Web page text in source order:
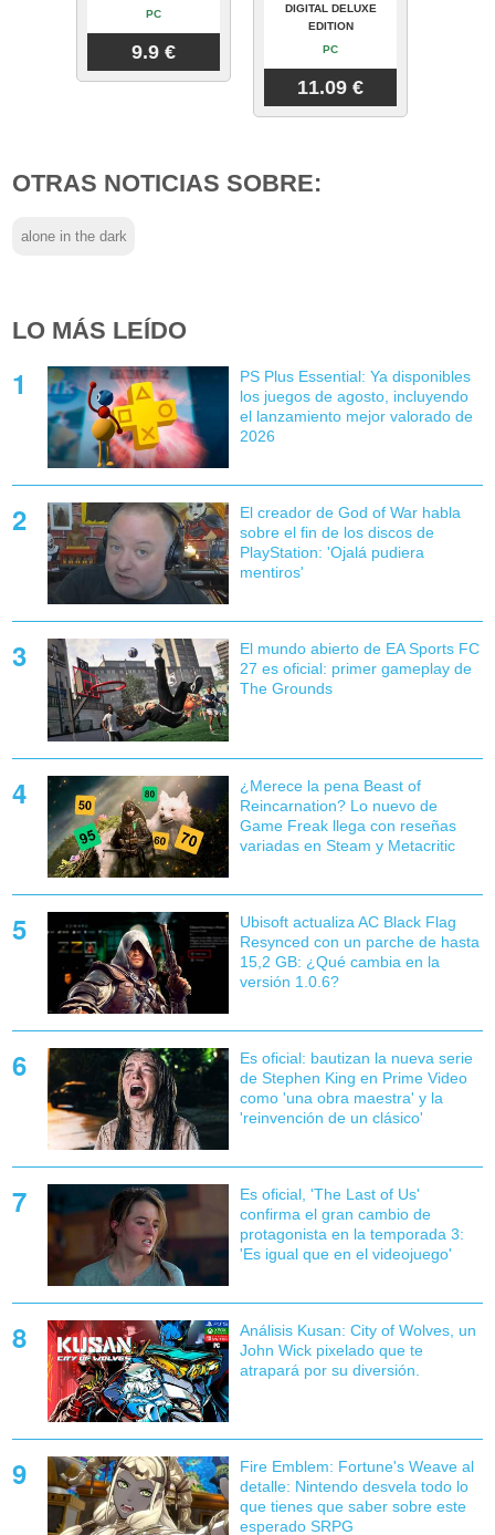
PC
9.9 €
DIGITAL DELUXE
EDITION
PC
11.09 €
OTRAS NOTICIAS SOBRE:
alone in the dark
LO MÁS LEÍDO
PS Plus Essential: Ya disponibles
los juegos de agosto, incluyendo
el lanzamiento mejor valorado de
2026
El creador de God of War habla
sobre el fin de los discos de
PlayStation: 'Ojalá pudiera
mentiros'
El mundo abierto de EA Sports FC
27 es oficial: primer gameplay de
The Grounds
¿Merece la pena Beast of
Reincarnation? Lo nuevo de
Game Freak llega con reseñas
variadas en Steam y Metacritic
Ubisoft actualiza AC Black Flag
Resynced con un parche de hasta
15,2 GB: ¿Qué cambia en la
versión 1.0.6?
Es oficial: bautizan la nueva serie
de Stephen King en Prime Video
como 'una obra maestra' y la
'reinvención de un clásico'
Es oficial, 'The Last of Us'
confirma el gran cambio de
protagonista en la temporada 3:
'Es igual que en el videojuego'
Análisis Kusan: City of Wolves, un
John Wick pixelado que te
atrapará por su diversión.
Fire Emblem: Fortune's Weave al
detalle: Nintendo desvela todo lo
que tienes que saber sobre este
esperado SRPG